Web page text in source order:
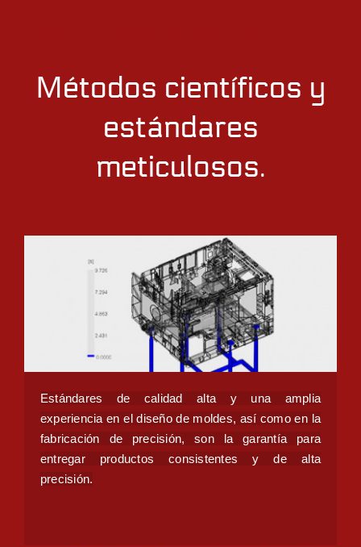
Métodos científicos y
estándares
meticulosos.
Staff Turnover
Estándares de calidad alta y una amplia
experiencia en el diseño de moldes, así como en la
fabricación de precisión, son la garantía para
entregar productos consistentes y de alta
precisión.